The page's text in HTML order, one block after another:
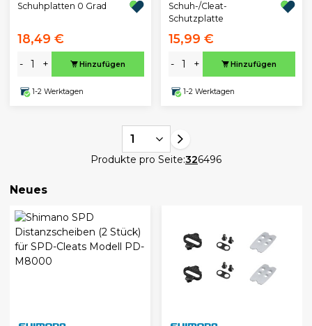
Schuhplatten 0 Grad
18,49 €
- + Hinzufügen
1-2 Werktagen
Schuh-/Cleat-
Schutzplatte
15,99 €
- + Hinzufügen
1-2 Werktagen
1
Produkte pro Seite:326496
Neues